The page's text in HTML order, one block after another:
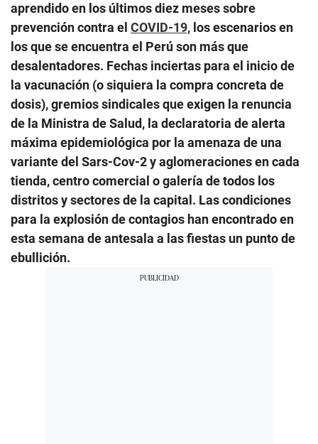
aprendido en los últimos diez meses sobre
prevención contra el COVID-19, los escenarios en
los que se encuentra el Perú son más que
desalentadores. Fechas inciertas para el inicio de
la vacunación (o siquiera la compra concreta de
dosis), gremios sindicales que exigen la renuncia
de la Ministra de Salud, la declaratoria de alerta
máxima epidemiológica por la amenaza de una
variante del Sars-Cov-2 y aglomeraciones en cada
tienda, centro comercial o galería de todos los
distritos y sectores de la capital. Las condiciones
para la explosión de contagios han encontrado en
esta semana de antesala a las fiestas un punto de
ebullición.